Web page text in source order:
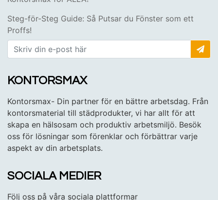
Steg-för-Steg Guide: Så Putsar du Fönster som ett
Proffs!
KONTORSMAX
Kontorsmax- Din partner för en bättre arbetsdag. Från
kontorsmaterial till städprodukter, vi har allt för att
skapa en hälsosam och produktiv arbetsmiljö. Besök
oss för lösningar som förenklar och förbättrar varje
aspekt av din arbetsplats.
SOCIALA MEDIER
Följ oss på våra sociala plattformar